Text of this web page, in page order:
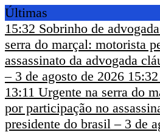
Últimas
15:32 Sobrinho de
serra do marçal: motorista
assassinato da advogada
– 3 de agosto de 2026 15:32
13:11 Urgente na serra do
por participação no
presidente do brasil – 3 de